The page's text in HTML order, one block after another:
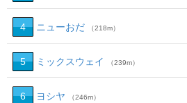
4 ニューおだ （218m）
5 ミックスウェイ （239m）
6 ヨシヤ （246m）